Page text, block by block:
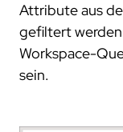
Attribute aus
gefiltert
Workspace-
sein.